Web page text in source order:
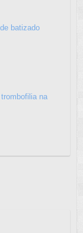
batizado
na